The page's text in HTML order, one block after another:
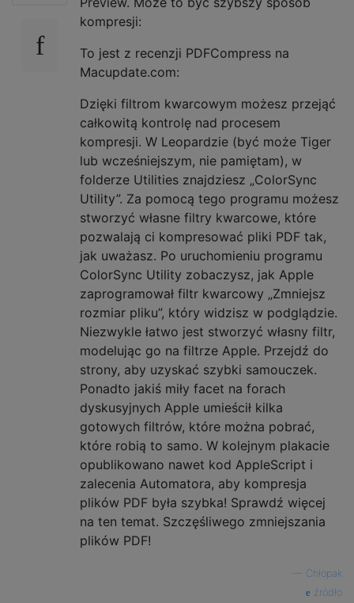
kompresji:
To jest z recenzji PDFCompress na
Macupdate.com:
Dzięki filtrom kwarcowym możesz przejąć
całkowitą kontrolę nad procesem
kompresji. W Leopardzie (być może Tiger
lub wcześniejszym, nie pamiętam), w
folderze Utilities znajdziesz „ColorSync
Utility”. Za pomocą tego programu możesz
stworzyć własne filtry kwarcowe, które
pozwalają ci kompresować pliki PDF tak,
jak uważasz. Po uruchomieniu programu
ColorSync Utility zobaczysz, jak Apple
zaprogramował filtr kwarcowy „Zmniejsz
rozmiar pliku”, który widzisz w podglądzie.
Niezwykle łatwo jest stworzyć własny filtr,
modelując go na filtrze Apple. Przejdź do
strony, aby uzyskać szybki samouczek.
Ponadto jakiś miły facet na forach
dyskusyjnych Apple umieścił kilka
gotowych filtrów, które można pobrać,
które robią to samo. W kolejnym plakacie
opublikowano nawet kod AppleScript i
zalecenia Automatora, aby kompresja
plików PDF była szybka! Sprawdź więcej
na ten temat. Szczęśliwego zmniejszania
plików PDF!
Chłopak
źródło